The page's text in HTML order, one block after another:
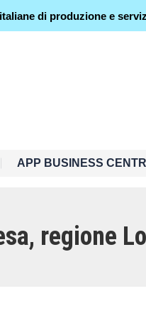
di produzione e
APP BUSINESS
regione